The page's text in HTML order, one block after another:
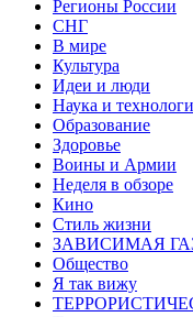
Регионы России
СНГ
В мире
Культура
Идеи и люди
Наука и
Образование
Здоровье
Воины и Армии
Неделя в обзоре
Кино
Стиль жизни
ЗАВИСИМАЯ
Общество
Я так вижу